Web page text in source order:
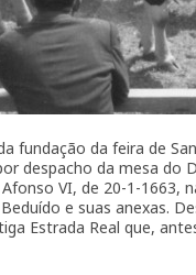
fundação da feira de
despacho da mesa do
VI, de 20-1-1663,
e suas anexas.
Estrada Real que,